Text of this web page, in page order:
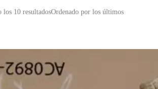
los 10 resultadosOrdenado por los últimos